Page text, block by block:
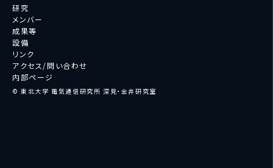
研究
メンバー
成果等
設備
リンク
アクセス/問い合わせ
内部ページ
© 東北大学 電気通信研究所 深見・金井研究室